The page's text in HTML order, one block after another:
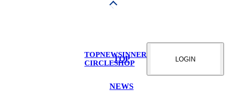
TOP
NEWS
TOPNEWSINNER
CIRCLESHOP LOGIN